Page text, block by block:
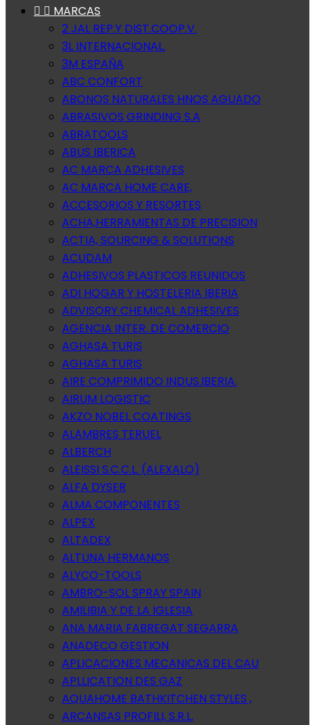
  MARCAS
2 JAL REP.Y DIST.COOP.V.
3L INTERNACIONAL.
3M ESPAÑA
ABC CONFORT
ABONOS NATURALES HNOS AGUADO
ABRASIVOS GRINDING S.A
ABRATOOLS
ABUS IBERICA
AC MARCA ADHESIVES
AC MARCA HOME CARE,
ACCESORIOS Y RESORTES
ACHA,HERRAMIENTAS DE PRECISION
ACTIA, SOURCING & SOLUTIONS
ACUDAM
ADHESIVOS PLASTICOS REUNIDOS
ADI HOGAR Y HOSTELERIA IBERIA
ADVISORY CHEMICAL ADHESIVES
AGENCIA INTER. DE COMERCIO
AGHASA TURIS
AGHASA TURIS
AIRE COMPRIMIDO INDUS.IBERIA.
AIRUM LOGISTIC
AKZO NOBEL COATINGS
ALAMBRES TERUEL
ALBERCH
ALEISSI S.C.C.L. (ALEXALO)
ALFA DYSER
ALMA COMPONENTES
ALPEX
ALTADEX
ALTUNA HERMANOS
ALYCO-TOOLS
AMBRO-SOL SPRAY SPAIN
AMILIBIA Y DE LA IGLESIA
ANA MARIA FABREGAT SEGARRA
ANADECO GESTION
APLICACIONES MECANICAS DEL CAU
APLLICATION DES GAZ
AQUAHOME BATHKITCHEN STYLES ,
ARCANSAS PROFILI, S.R.L.